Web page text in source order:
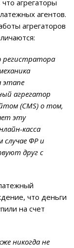
агрегаторы
агентов.
агрегаторов
регистратора
этапе
агрегатор
(CMS) о том,
эту
касса
ФР и
друг с
что деньги
на счет
никогда не